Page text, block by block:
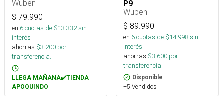
Wuben
$ 79.990
en 6cuotas de $13.332sin
interés
ahorras $3.200 por
transferencia.
LLEGA MAÑANA✔️TIENDA
APOQUINDO
P9
Wuben
$ 89.990
en 6cuotas de $14.998sin
interés
ahorras $3.600 por
transferencia.
Disponible
+5 Vendidos